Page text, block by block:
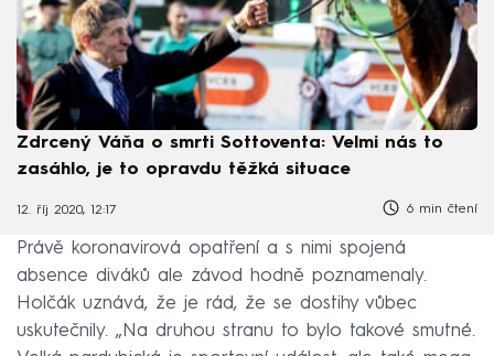
Zdrcený Váňa o smrti Sottoventa: Velmi nás to
zasáhlo, je to opravdu těžká situace
12. říj 2020, 12:17 6 min čtení
Právě koronavirová opatření a s nimi spojená
absence diváků ale závod hodně poznamenaly.
Holčák uznává, že je rád, že se dostihy vůbec
uskutečnily. „Na druhou stranu to bylo takové smutné.